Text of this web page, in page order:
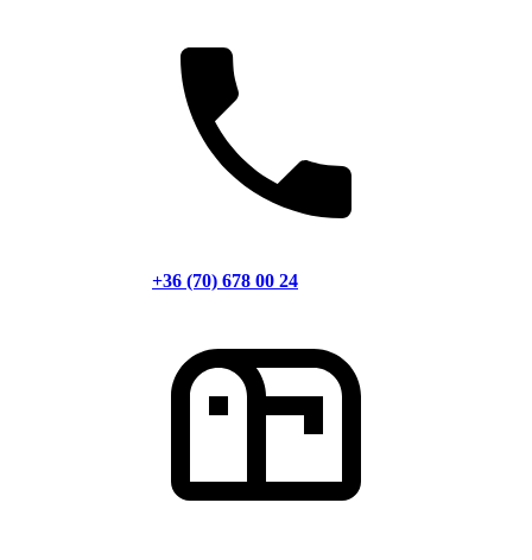
+36 (70) 678 00 24